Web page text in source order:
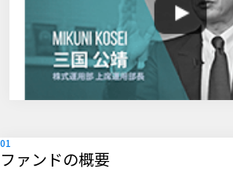
ファンドの概要